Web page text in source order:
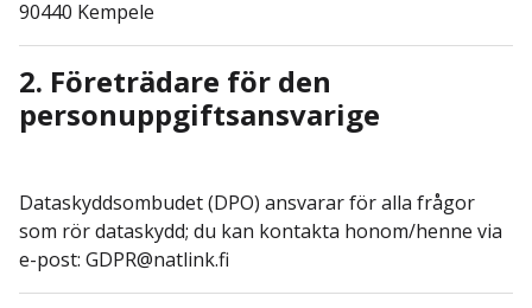
90440 Kempele
2. Företrädare för den
personuppgiftsansvarige
Dataskyddsombudet (DPO) ansvarar för alla frågor
som rör dataskydd; du kan kontakta honom/henne via
e-post: GDPR@natlink.fi